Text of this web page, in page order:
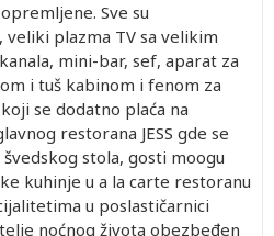
Sve su
plazma TV sa velikim
mini-bar, sef, aparat za
i tuš kabinom i fenom za
se dodatno plaća na
restorana JESS gde se
stola, gosti moogu
kuhinje u a la carte restoranu
u poslastičarnici
noćnog života obezbeđen